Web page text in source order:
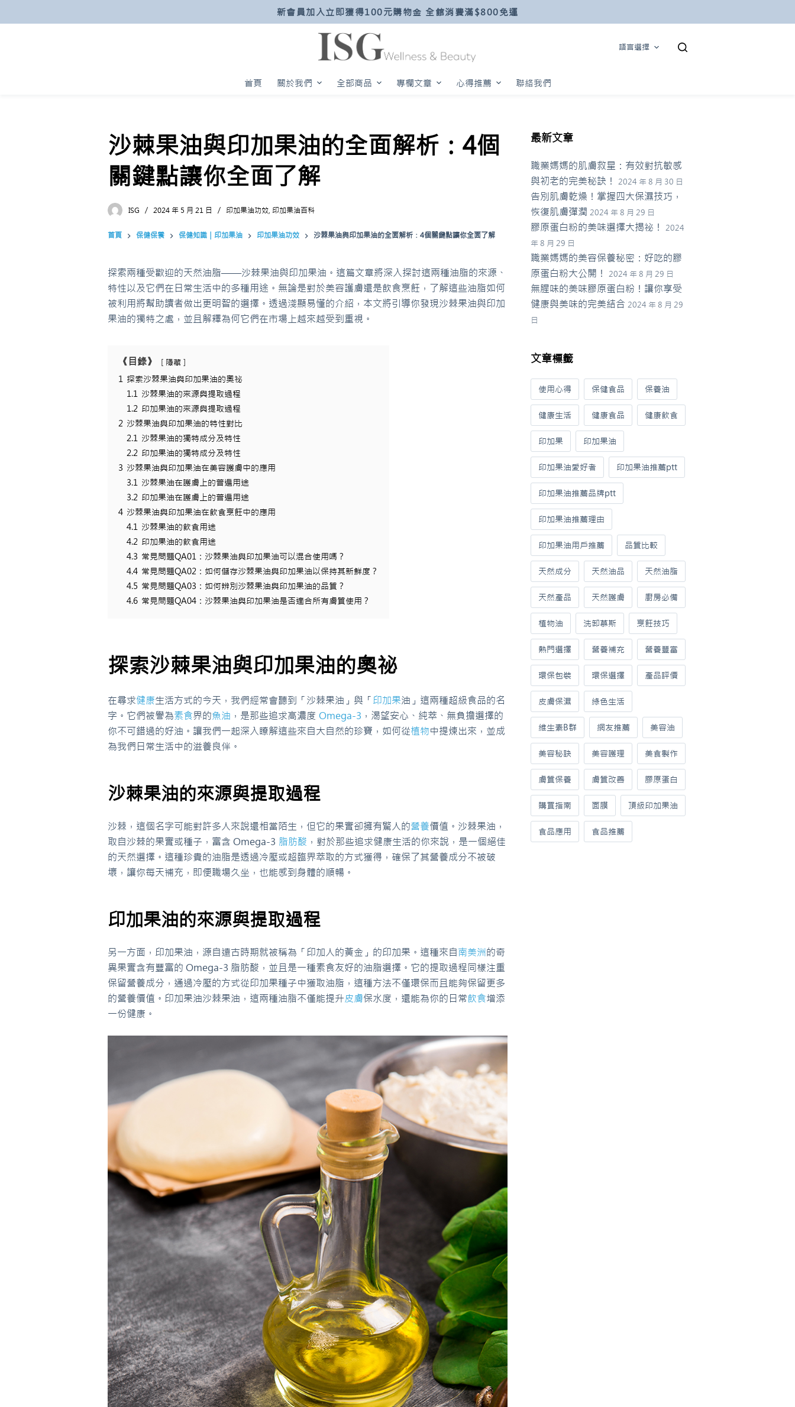
新會員加入立即獲得100元購物金 全館消費滿$800免運
語言選擇
首頁 關於我們 全部商品 專欄文章 心得推薦 聯絡我們
沙棘果油與印加果油的全面解析：4個
關鍵點讓你全面了解
ISG 2024 年 5 月 21 日 印加果油功效, 印加果油百科
首頁 保健保養 保健知識｜印加果油 印加果油功效 沙棘果油與印加果油的全面解析：4個關鍵點讓你全面了解
探索兩種受歡迎的天然油脂——沙棘果油與印加果油。這篇文章將深入探討這兩種油脂的來源、
特性以及它們在日常生活中的多種用途。無論是對於美容護膚還是飲食烹飪，了解這些油脂如何
被利用將幫助讀者做出更明智的選擇。透過淺顯易懂的介紹，本文將引導你發現沙棘果油與印加
果油的獨特之處，並且解釋為何它們在市場上越來越受到重視。
《目錄》 隱藏
1 探索沙棘果油與印加果油的奧祕
1.1 沙棘果油的來源與提取過程
1.2 印加果油的來源與提取過程
2 沙棘果油與印加果油的特性對比
2.1 沙棘果油的獨特成分及特性
2.2 印加果油的獨特成分及特性
3 沙棘果油與印加果油在美容護膚中的應用
3.1 沙棘果油在護膚上的普遍用途
3.2 印加果油在護膚上的普遍用途
4 沙棘果油與印加果油在飲食烹飪中的應用
4.1 沙棘果油的飲食用途
4.2 印加果油的飲食用途
4.3 常見問題QA01：沙棘果油與印加果油可以混合使用嗎？
4.4 常見問題QA02：如何儲存沙棘果油與印加果油以保持其新鮮度？
4.5 常見問題QA03：如何辨別沙棘果油與印加果油的品質？
4.6 常見問題QA04：沙棘果油與印加果油是否適合所有膚質使用？
探索沙棘果油與印加果油的奧祕
在尋求健康生活方式的今天，我們經常會聽到「沙棘果油」與「 印加果油」這兩種超級食品的名
字。它們被譽為素食界的魚油 ，是那些追求高濃度 Omega-3 ，渴望安心、純萃、無負擔選擇的
你不可錯過的好油。讓我們一起深入瞭解這些來自大自然的珍寶，如何從植物中提煉出來，並成
為我們日常生活中的滋養良伴。
沙棘果油的來源與提取過程
沙棘，這個名字可能對許多人來說還相當陌生，但它的果實卻擁有驚人的營養價值。沙棘果油，
取自沙棘的果實或種子，富含 Omega-3 脂肪酸 ，對於那些追求健康生活的你來說，是一個絕佳
的天然選擇。這種珍貴的油脂是透過冷壓或超臨界萃取的方式獲得，確保了其營養成分不被破
壞，讓你每天補充，即便職場久坐，也能感到身體的順暢。
印加果油的來源與提取過程
另一方面，印加果油，源自遠古時期就被稱為「印加人的黃金」的印加果。這種來自南美洲 的奇
異果實含有豐富的 Omega-3 脂肪酸，並且是一種素食友好的油脂選擇。它的提取過程同樣注重
保留營養成分，通過冷壓的方式從印加果種子中獲取油脂，這種方法不僅環保而且能夠保留更多
的營養價值。印加果油沙棘果油，這兩種油脂不僅能提升皮膚保水度，還能為你的日常飲食增添
一份健康。
最新文章
職業媽媽的肌膚救星：有效對抗敏感
與初老的完美秘訣！
2024 年 8 月 30 日
告別肌膚乾燥！掌握四大保濕技巧，
恢復肌膚彈潤 2024 年 8 月 29 日
膠原蛋白粉的美味選擇大揭祕！
2024
年 8 月 29 日
職業媽媽的美容保養秘密：好吃的膠
原蛋白粉大公開！
2024 年 8 月 29 日
無腥味的美味膠原蛋白粉！讓你享受
健康與美味的完美結合 2024 年 8 月 29
日
文章標籤
使用心得 保健食品 保養油
健康生活 健康食品 健康飲食
印加果 印加果油
印加果油愛好者 印加果油推薦ptt
印加果油推薦品牌ptt
印加果油推薦理由
印加果油用戶推薦 品質比較
天然成分 天然油品 天然油脂
天然產品 天然護膚 廚房必備
植物油 洗卸慕斯 烹飪技巧
熱門選擇 營養補充 營養豐富
環保包裝 環保選擇 產品評價
皮膚保濕 綠色生活
維生素B群 網友推薦 美容油
美容秘訣 美容護理 美食製作
膚質保養 膚質改善 膠原蛋白
購買指南 面膜 頂級印加果油
食品應用 食品推薦